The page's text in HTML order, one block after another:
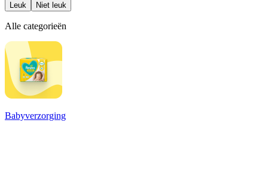
Leuk Niet leuk
Alle categorieën
Babyverzorging